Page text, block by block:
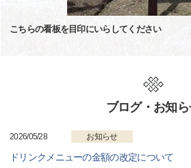
こちらの看板を目印にいらしてください
ブログ・お知
2026/05/28 お知らせ
ドリンクメニューの金額の改定について